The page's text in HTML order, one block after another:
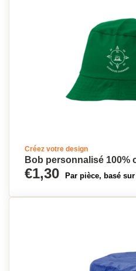
Créez votre design
Bob personnalisé 100%
€1,30 Par pièce, basé